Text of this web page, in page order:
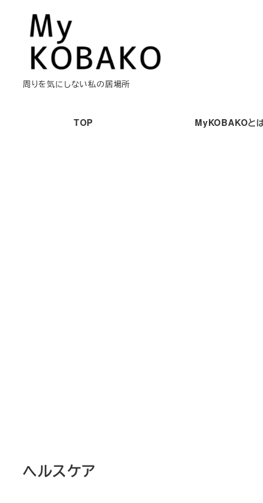
周りを気にしない私の居場所
TOP MyKOBAKOと
ヘルスケア